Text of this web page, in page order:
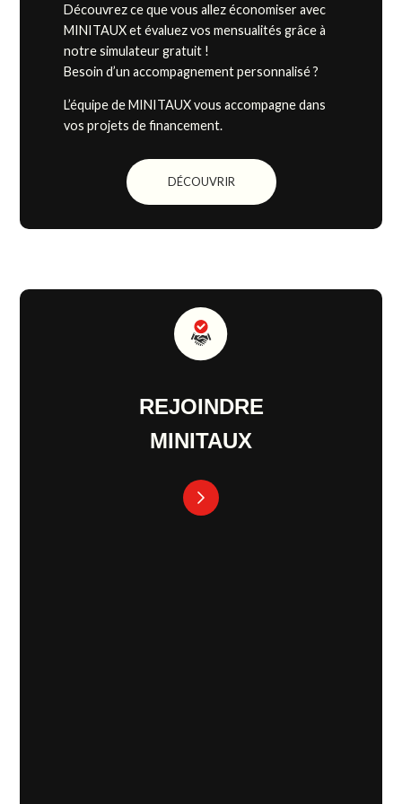
Découvrez ce que vous allez économiser avec
MINITAUX et évaluez vos mensualités grâce à
notre simulateur gratuit !
Besoin d’un accompagnement personnalisé ?
L’équipe de MINITAUX vous accompagne dans
vos projets de financement.
DÉCOUVRIR
REJOINDRE
MINITAUX